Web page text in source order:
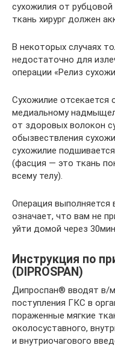
сухожилия от
ткань хирург должен
В некоторых случаях
недостаточно для
операции «Релиз
Сухожилие отсекается
медиальному
от здоровых волокон
обызвествления
сухожилие
(фасция — это ткань
всему телу).
Операция выполняется
означает, что вам не
уйти домой через
Инструкция по
(DIPROSPAN)
Дипроспан® вводят в/
поступления ГКС в
пораженные мягкие
околосуставного,
и внутриочагового